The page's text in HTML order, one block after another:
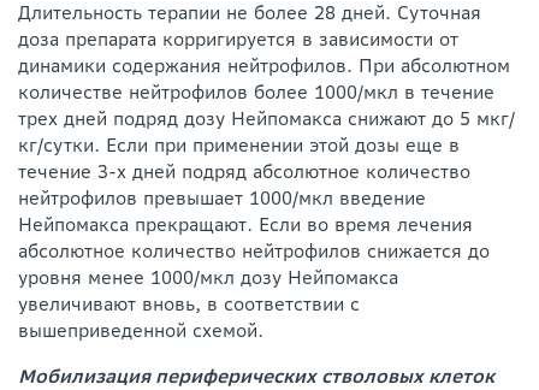
Длительность терапии не более 28 дней. Суточная
доза препарата корригируется в зависимости от
динамики содержания нейтрофилов. При абсолютном
количестве нейтрофилов более 1000/мкл в течение
трех дней подряд дозу Нейпомакса снижают до 5 мкг/
кг/сутки. Если при применении этой дозы еще в
течение 3-х дней подряд абсолютное количество
нейтрофилов превышает 1000/мкл введение
Нейпомакса прекращают. Если во время лечения
абсолютное количество нейтрофилов снижается до
уровня менее 1000/мкл дозу Нейпомакса
увеличивают вновь, в соответствии с
вышеприведенной схемой.
Мобилизация периферических стволовых клеток